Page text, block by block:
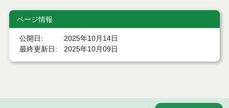
令和６年６月分
令和６年５月分
ページ情報
公開日
2025年10月14日
最終更新日
2025年10月09日